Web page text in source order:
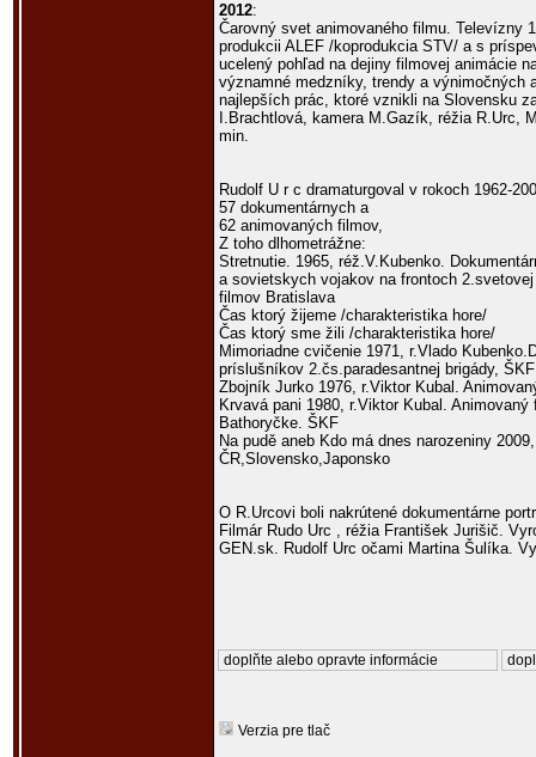
2012:
Čarovný svet animovaného filmu. Televízny
produkcii ALEF /koprodukcia STV/ a s
ucelený pohľad na dejiny filmovej animácie
významné medzníky, trendy a výnimočných
najlepších prác, ktoré vznikli na Slovensku
I.Brachtlová, kamera M.Gazík, réžia R.Urc,
min.
Rudolf U r c dramaturgoval v rokoch 1962-
57 dokumentárnych a
62 animovaných filmov,
Z toho dlhometrážne:
Stretnutie. 1965, réž.V.Kubenko.
a sovietskych vojakov na frontoch
filmov Bratislava
Čas ktorý žijeme /charakteristika hore/
Čas ktorý sme žili /charakteristika hore/
Mimoriadne cvičenie 1971, r.Vlado
príslušníkov 2.čs.paradesantnej brigády,
Zbojník Jurko 1976, r.Viktor Kubal.
Krvavá pani 1980, r.Viktor Kubal.
Bathoryčke. ŠKF
Na pudě aneb Kdo má dnes narozeniny
ČR,Slovensko,Japonsko
O R.Urcovi boli nakrútené dokumentárne
Filmár Rudo Urc , réžia František Jurišič.
GEN.sk. Rudolf Urc očami Martina Šulíka.
doplňte alebo opravte informácie
Verzia pre tlač